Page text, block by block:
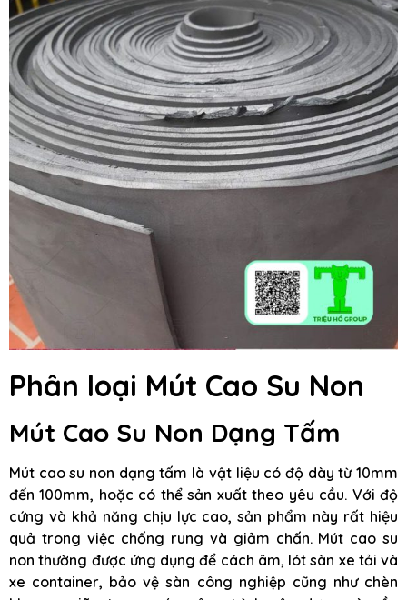
Phân loại Mút Cao Su Non
Mút Cao Su Non Dạng Tấm
Mút cao su non dạng tấm là vật liệu có độ dày từ 10mm
đến 100mm, hoặc có thể sản xuất theo yêu cầu. Với độ
cứng và khả năng chịu lực cao, sản phẩm này rất hiệu
quả trong việc chống rung và giảm chấn. Mút cao su
non thường được ứng dụng để cách âm, lót sàn xe tải và
xe container, bảo vệ sàn công nghiệp cũng như chèn